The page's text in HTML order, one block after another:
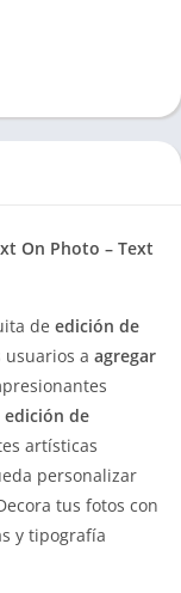
On Photo – Text
de edición de
a agregar
edición de
artísticas
personalizar
tus fotos con
y tipografía